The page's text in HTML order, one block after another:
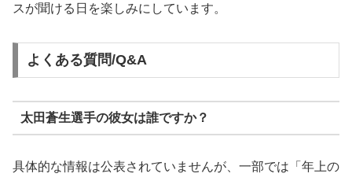
スが聞ける日を楽しみにしています。
よくある質問/Q&A
太田蒼生選手の彼女は誰ですか？
具体的な情報は公表されていませんが、一部では「年上の